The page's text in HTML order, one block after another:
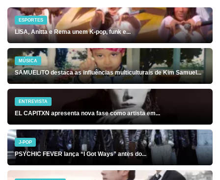
ESPORTES
LISA, Anitta e Rema unem K-pop, funk e...
MÚSICA
SAMUELiTO destaca as influências multiculturais de Kim Samuel...
ENTREVISTA
EL CAPITXN apresenta nova fase como artista em...
J-POP
PSYCHIC FEVER lança “I Got Ways” antes do...